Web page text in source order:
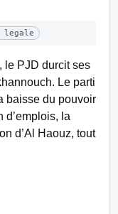
legale
le PJD durcit ses
Le parti
baisse du pouvoir
d’emplois, la
d’Al Haouz, tout